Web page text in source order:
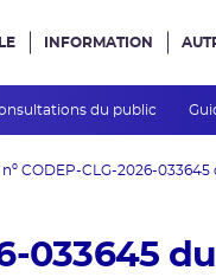
du public
INFORMATION
CODEP-CLG-2026-033645
033645 du